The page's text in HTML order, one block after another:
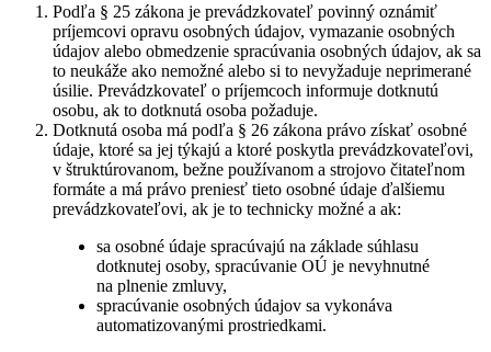
Podľa § 25 zákona je prevádzkovateľ povinný oznámiť
príjemcovi opravu osobných údajov, vymazanie osobných
údajov alebo obmedzenie spracúvania osobných údajov, ak sa
to neukáže ako nemožné alebo si to nevyžaduje neprimerané
úsilie. Prevádzkovateľ o príjemcoch informuje dotknutú
osobu, ak to dotknutá osoba požaduje.
Dotknutá osoba má podľa § 26 zákona právo získať osobné
údaje, ktoré sa jej týkajú a ktoré poskytla prevádzkovateľovi,
v štruktúrovanom, bežne používanom a strojovo čitateľnom
formáte a má právo preniesť tieto osobné údaje ďalšiemu
prevádzkovateľovi, ak je to technicky možné a ak:
sa osobné údaje spracúvajú na základe súhlasu
dotknutej osoby, spracúvanie OÚ je nevyhnutné
na plnenie zmluvy,
spracúvanie osobných údajov sa vykonáva
automatizovanými prostriedkami.